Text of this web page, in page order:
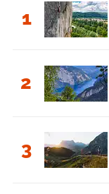
1
2
3